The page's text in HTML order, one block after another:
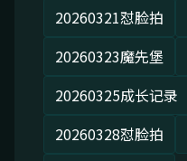
20260321怼脸拍
20260323魔先堡
20260325成长记录
20260328怼脸拍